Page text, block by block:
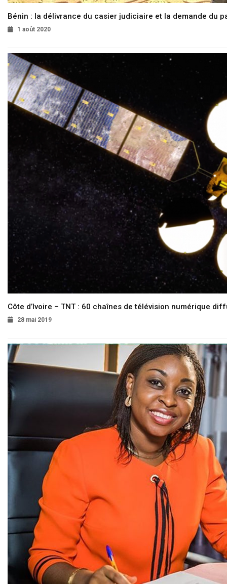
Bénin : la délivrance du casier judiciaire et la demande du
1 août 2020
Côte d’Ivoire – TNT : 60 chaînes de télévision numérique
28 mai 2019